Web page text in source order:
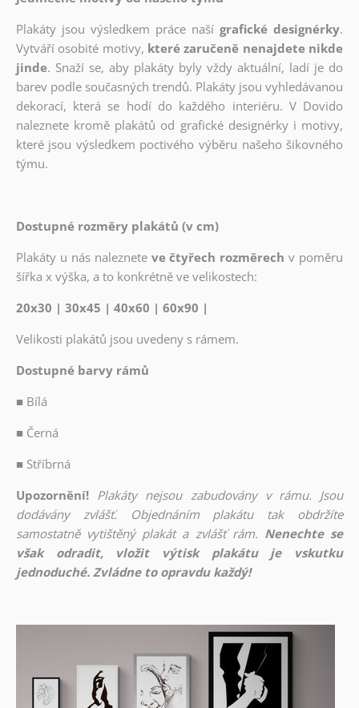
Plakáty jsou výsledkem práce naší grafické designérky.
Vytváří osobité motivy, které zaručeně nenajdete nikde
jinde. Snaží se, aby plakáty byly vždy aktuální, ladí je do
barev podle současných trendů. Plakáty jsou vyhledávanou
dekorací, která se hodí do každého interiéru. V Dovido
naleznete kromě plakátů od grafické designérky i motivy,
které jsou výsledkem poctivého výběru našeho šikovného
týmu.
Dostupné rozměry plakátů (v cm)
Plakáty u nás naleznete ve čtyřech rozměrech v poměru
šířka x výška, a to konkrétně ve velikostech:
20x30 | 30x45 | 40x60 | 60x90 |
Velikosti plakátů jsou uvedeny s rámem.
Dostupné barvy rámů
■ Bílá
■ Černá
■ Stříbrná
Upozornění! Plakáty nejsou zabudovány v rámu. Jsou
dodávány zvlášť. Objednáním plakátu tak obdržíte
samostatně vytištěný plakát a zvlášť rám. Nenechte se
však odradit, vložit výtisk plakátu je vskutku
jednoduché. Zvládne to opravdu každý!